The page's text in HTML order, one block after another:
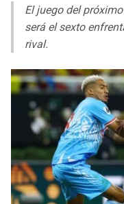
COPA LIBERTADORES
COPA SUDAMERICANA
LIGA BETPLAY
OTRAS LIGAS
RAVENS
BROWNS
STEELERS
TEXANS
COLTS
PACERS
HAWKS
HORNETS
HEAT
MAGIC
El juego del
será el sexto
rival.